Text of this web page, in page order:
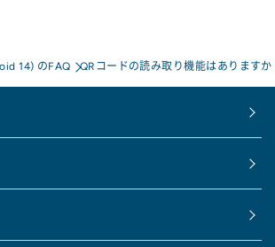
14) のFAQ QRコードの読み取り機能はありますか